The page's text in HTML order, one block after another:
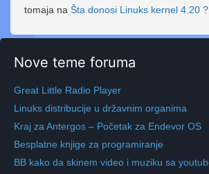
tomaja na Šta donosi Linuks kernel 4.20 ?
Nove teme foruma
Great Little Radio Player
Linuks distribucije u državnim organima
Kraj za Antergos – Početak za Endevor OS
Besplatne knjige za programiranje
BB kako da skinem video i muziku sa